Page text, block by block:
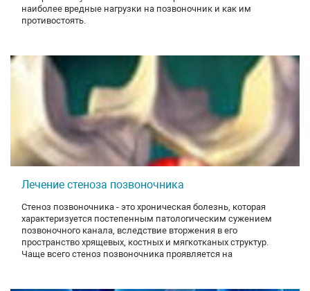
наиболее вредные нагрузки на позвоночник и как им
противостоять.
Лечение стеноза позвоночника
Стеноз позвоночника - это хроническая болезнь, которая
характеризуется постепенным патологическим сужением
позвоночного канала, вследствие вторжения в его
пространство хрящевых, костных и мягкотканых структур.
Чаще всего стеноз позвоночника проявляется на